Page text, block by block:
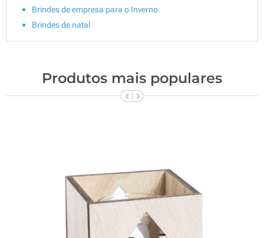
Brindes de empresa para o Inverno
Brindes de natal
Produtos mais populares